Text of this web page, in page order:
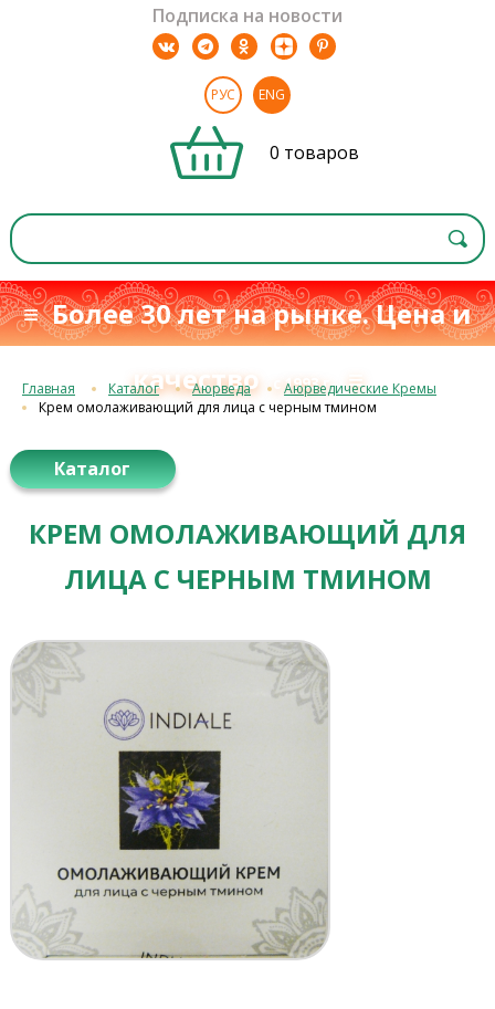
Подписка на новости
РУС ENG
0 товаров
≡ Более 30 лет на рынке. Цена и
качество с 1993 г.≡
Главная Каталог Аюрведа
Аюрведические Кремы
Крем омолаживающий для лица с черным тмином
Каталог
КРЕМ ОМОЛАЖИВАЮЩИЙ ДЛЯ
ЛИЦА С ЧЕРНЫМ ТМИНОМ